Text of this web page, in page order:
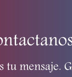
tu mensaje.